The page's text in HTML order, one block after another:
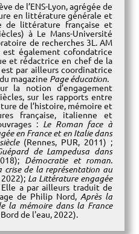
de l’ENS-Lyon, agrégée de
en littérature générale et
de littérature française et
à Le Mans-Université
de recherches 3L. AM
également cofondatrice
et rédactrice en chef de la
par ailleurs coordinatrice
magazine Page éducation.
la notion d’engagement
sur les rapports entre
de l’histoire, mémoire et
française, italienne et
: Le Roman face à
en France et en Italie dans
(Rennes, PUR, 2011) ;
de Lampedusa dans
Démocratie et roman.
de la représentation au
La Littérature engagée
Elle a par ailleurs traduit de
de Philip Nord, Après la
la mémoire dans la France
de l'eau, 2022).